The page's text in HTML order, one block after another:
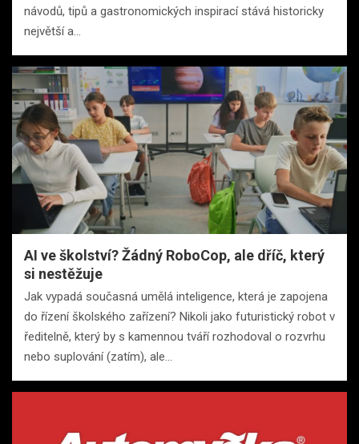
návodů, tipů a gastronomických inspirací stává historicky
největší a…
AI ve školství? Žádný RoboCop, ale dříč, který
si nestěžuje
Jak vypadá současná umělá inteligence, která je zapojena
do řízení školského zařízení? Nikoli jako futuristický robot v
ředitelně, který by s kamennou tváří rozhodoval o rozvrhu
nebo suplování (zatím), ale…